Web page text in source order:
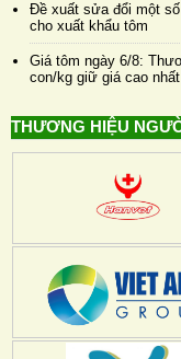
Đề xuất sửa đổi một
cho xuất khẩu tôm
Giá tôm ngày 6/8:
con/kg giữ giá cao
THƯƠNG HIỆU